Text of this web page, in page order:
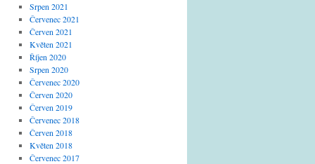
Srpen 2021
Červenec 2021
Červen 2021
Květen 2021
Říjen 2020
Srpen 2020
Červenec 2020
Červen 2020
Červen 2019
Červenec 2018
Červen 2018
Květen 2018
Červenec 2017